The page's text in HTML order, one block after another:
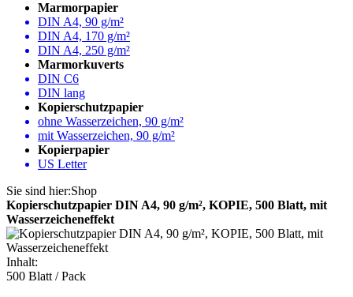
Marmorpapier
DIN A4, 90 g/m²
DIN A4, 170 g/m²
DIN A4, 250 g/m²
Marmorkuverts
DIN C6
DIN lang
Kopierschutzpapier
ohne Wasserzeichen, 90 g/m²
mit Wasserzeichen, 90 g/m²
Kopierpapier
US Letter
Sie sind hier:Shop
Kopierschutzpapier DIN A4, 90 g/m², KOPIE, 500 Blatt, mit
Wasserzeicheneffekt
Inhalt:
500 Blatt / Pack